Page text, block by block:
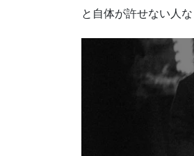
と自体が許せない人な